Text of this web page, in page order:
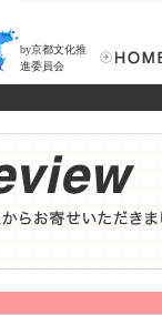
by京都文化推
進委員会